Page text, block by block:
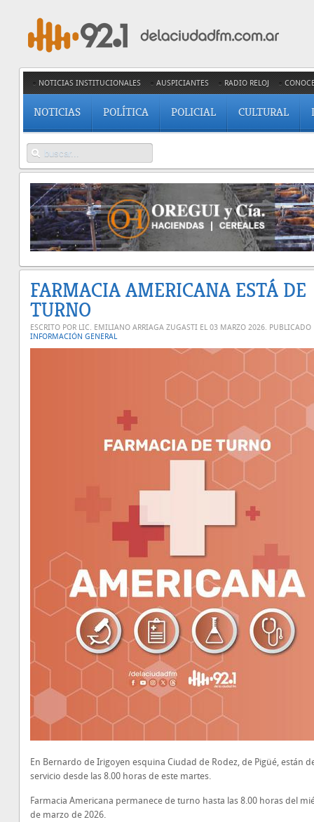
NOTICIAS INSTITUCIONALES AUSPICIANTES RADIO RELOJ
NOTICIAS POLÍTICA POLICIAL CULTURAL
FARMACIA AMERICANA ESTÁ DE
TURNO
ESCRITO POR LIC. EMILIANO ARRIAGA ZUGASTI EL 03 MARZO 2026. PUBLICADO
INFORMACIÓN GENERAL
En Bernardo de Irigoyen esquina Ciudad de Rodez, de Pigüé, están
servicio desde las 8.00 horas de este martes.
Farmacia Americana permanece de turno hasta las 8.00 horas del
de marzo de 2026.